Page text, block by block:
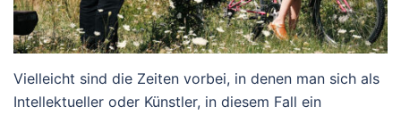
Vielleicht sind die Zeiten vorbei, in denen man sich als
Intel­lek­tueller oder Künstler, in diesem Fall ein